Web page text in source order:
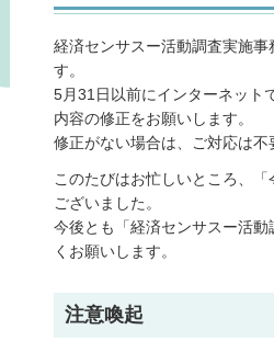
経済センサスー活動調査実施
す。
5月31日以前にインターネット
内容の修正をお願いします。
修正がない場合は、ご対応は不
このたびはお忙しいところ、
ございました。
今後とも「経済センサスー活
くお願いします。
注意喚起